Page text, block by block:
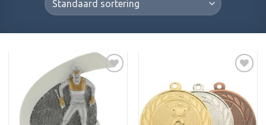
Toevoegen
aan
verlanglijst
Toevoegen
aan
verlanglijst